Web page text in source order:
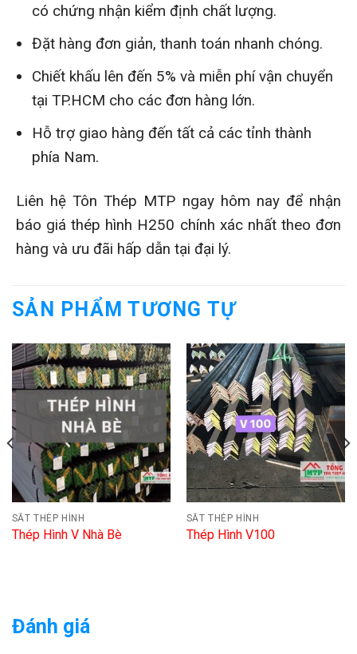
có chứng nhận kiểm định chất lượng.
Đặt hàng đơn giản, thanh toán nhanh chóng.
Chiết khấu lên đến 5% và miễn phí vận chuyển
tại TP.HCM cho các đơn hàng lớn.
Hỗ trợ giao hàng đến tất cả các tỉnh thành
phía Nam.
Liên hệ Tôn Thép MTP ngay hôm nay để nhận
báo giá thép hình H250 chính xác nhất theo đơn
hàng và ưu đãi hấp dẫn tại đại lý.
SẢN PHẨM TƯƠNG TỰ
SẮT THÉP HÌNH
Thép Hình V Nhà Bè
SẮT THÉP HÌNH
Thép Hình V100
Đánh giá